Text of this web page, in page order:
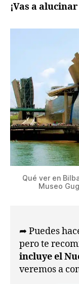
¡Vas a
Qué ver en
Museo
➦ Puedes
pero te
incluye el
veremos a